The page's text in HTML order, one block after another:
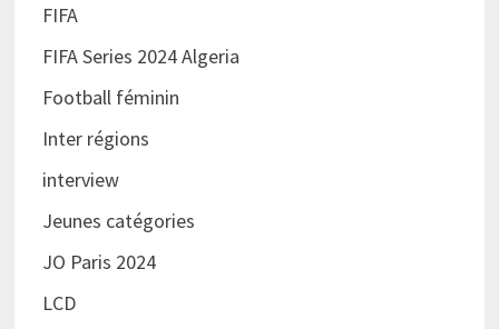
FIFA
FIFA Series 2024 Algeria
Football féminin
Inter régions
interview
Jeunes catégories
JO Paris 2024
LCD